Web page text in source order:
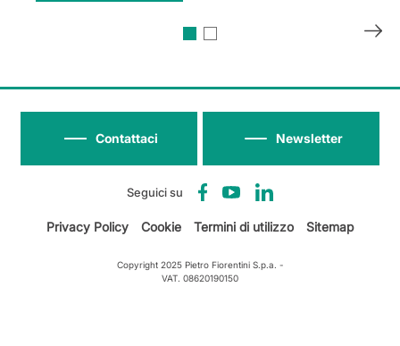
Seguici su
Newsletter
Contattaci
Privacy Policy Cookie Termini di utilizzo Sitemap
Copyright 2025 Pietro Fiorentini S.p.a. -
VAT. 08620190150